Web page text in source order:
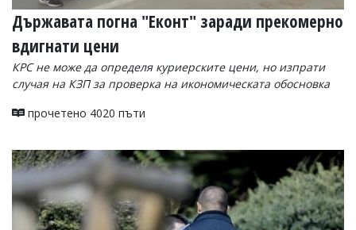
тях!
Ако
откриете
обиден
за
вас
коментар,
моля
сигнализирайте
Държавата погна "Еконт" заради прекомерно
вдигнати цени
КРС не може да определя куриерските цени, но изпрати
случая на КЗП за проверка на икономическата обосновка
прочетено 4020 пъти